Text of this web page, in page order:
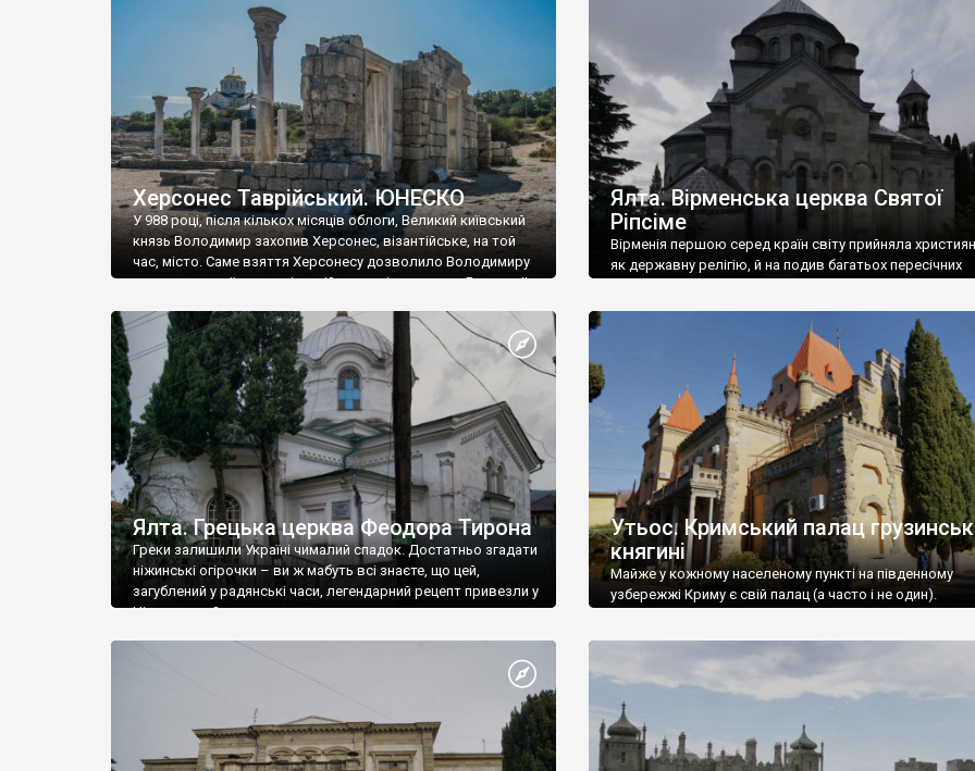
візантійської доби. Раритети викрадені з фондів об’єкту
культурної спадщини ЮНЕСКО «Херсонеса Таврійського».
Офіційно – на виставку «Золото Візантії», але експерти та
влада в Україні вважають це лише […]
називаються «повстяками» (postaki)…” “Вино. Крим
виробляє відмінне вино і його вдосталь: воно все
легке біле і дуже […]
Херсонес Таврійський. ЮНЕСКО
У 988 році, після кількох місяців облоги, Великий київський
князь Володимир захопив Херсонес, візантійське, на той
час, місто. Саме взяття Херсонесу дозволило Володимиру
диктувати свої умови візантійському імператору Василю ІІ,
Херсонесі Володимир-язичник, став Василем-
християнином. А потім було Хрещення Русі. На честь
Херсонесу Таврійського названо місто […]
Ялта. Вірменська церква Святої
Ріпсіме
Вірменія першою серед країн світу прийняла
як державну релігію, й на подив багатьох пересічних
Ялта. Грецька церква Феодора Тирона
Греки залишили Україні чималий спадок. Достатньо згадати
ніжинські огірочки – ви ж мабуть всі знаєте, що цей,
загублений у радянські часи, легендарний рецепт привезли у
Ніжин греки?
Утьос. Кримський палац
княгині
Майже у кожному населеному пункті на південному
узбережжі Криму є свій палац (а часто і не один).